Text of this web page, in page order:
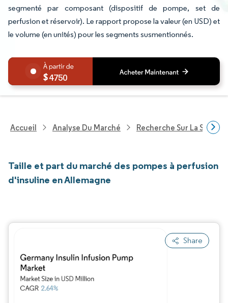
segmenté par composant (dispositif de pompe, set de
perfusion et réservoir). Le rapport propose la valeur (en USD) et
le volume (en unités) pour les segments susmentionnés.
4750
Accueil Analyse Du Marché Recherche Sur La Santé
Taille et part du marché des pompes à perfusion
d'insuline en Allemagne
Share